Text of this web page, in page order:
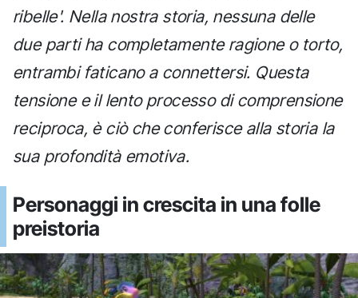
ribelle'. Nella nostra storia, nessuna delle
due parti ha completamente ragione o torto,
entrambi faticano a connettersi. Questa
tensione e il lento processo di comprensione
reciproca, è ciò che conferisce alla storia la
sua profondità emotiva.
Personaggi in crescita in una folle
preistoria